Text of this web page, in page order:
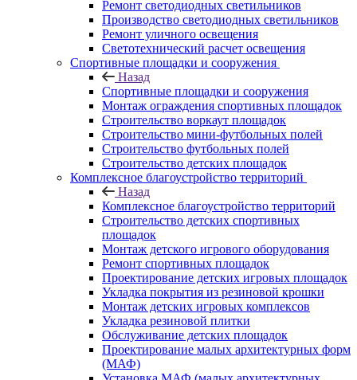
Ремонт светодиодных светильников
Производство светодиодных светильников
Ремонт уличного освещения
Светотехнический расчет освещения
Спортивные площадки и сооружения
Назад
Спортивные площадки и сооружения
Монтаж ограждения спортивных площадок
Строительство воркаут площадок
Строительство мини-футбольных полей
Строительство футбольных полей
Строительство детских площадок
Комплексное благоустройство территорий
Назад
Комплексное благоустройство территорий
Строительство детских спортивных
площадок
Монтаж детского игрового оборудования
Ремонт спортивных площадок
Проектирование детских игровых площадок
Укладка покрытия из резиновой крошки
Монтаж детских игровых комплексов
Укладка резиновой плитки
Обслуживание детских площадок
Проектирование малых архитектурных форм
(МАФ)